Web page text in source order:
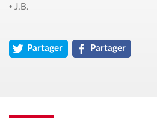
• J.B.
Partager
l'article « Focus &#8211; Une
Partager
l'article « Focus